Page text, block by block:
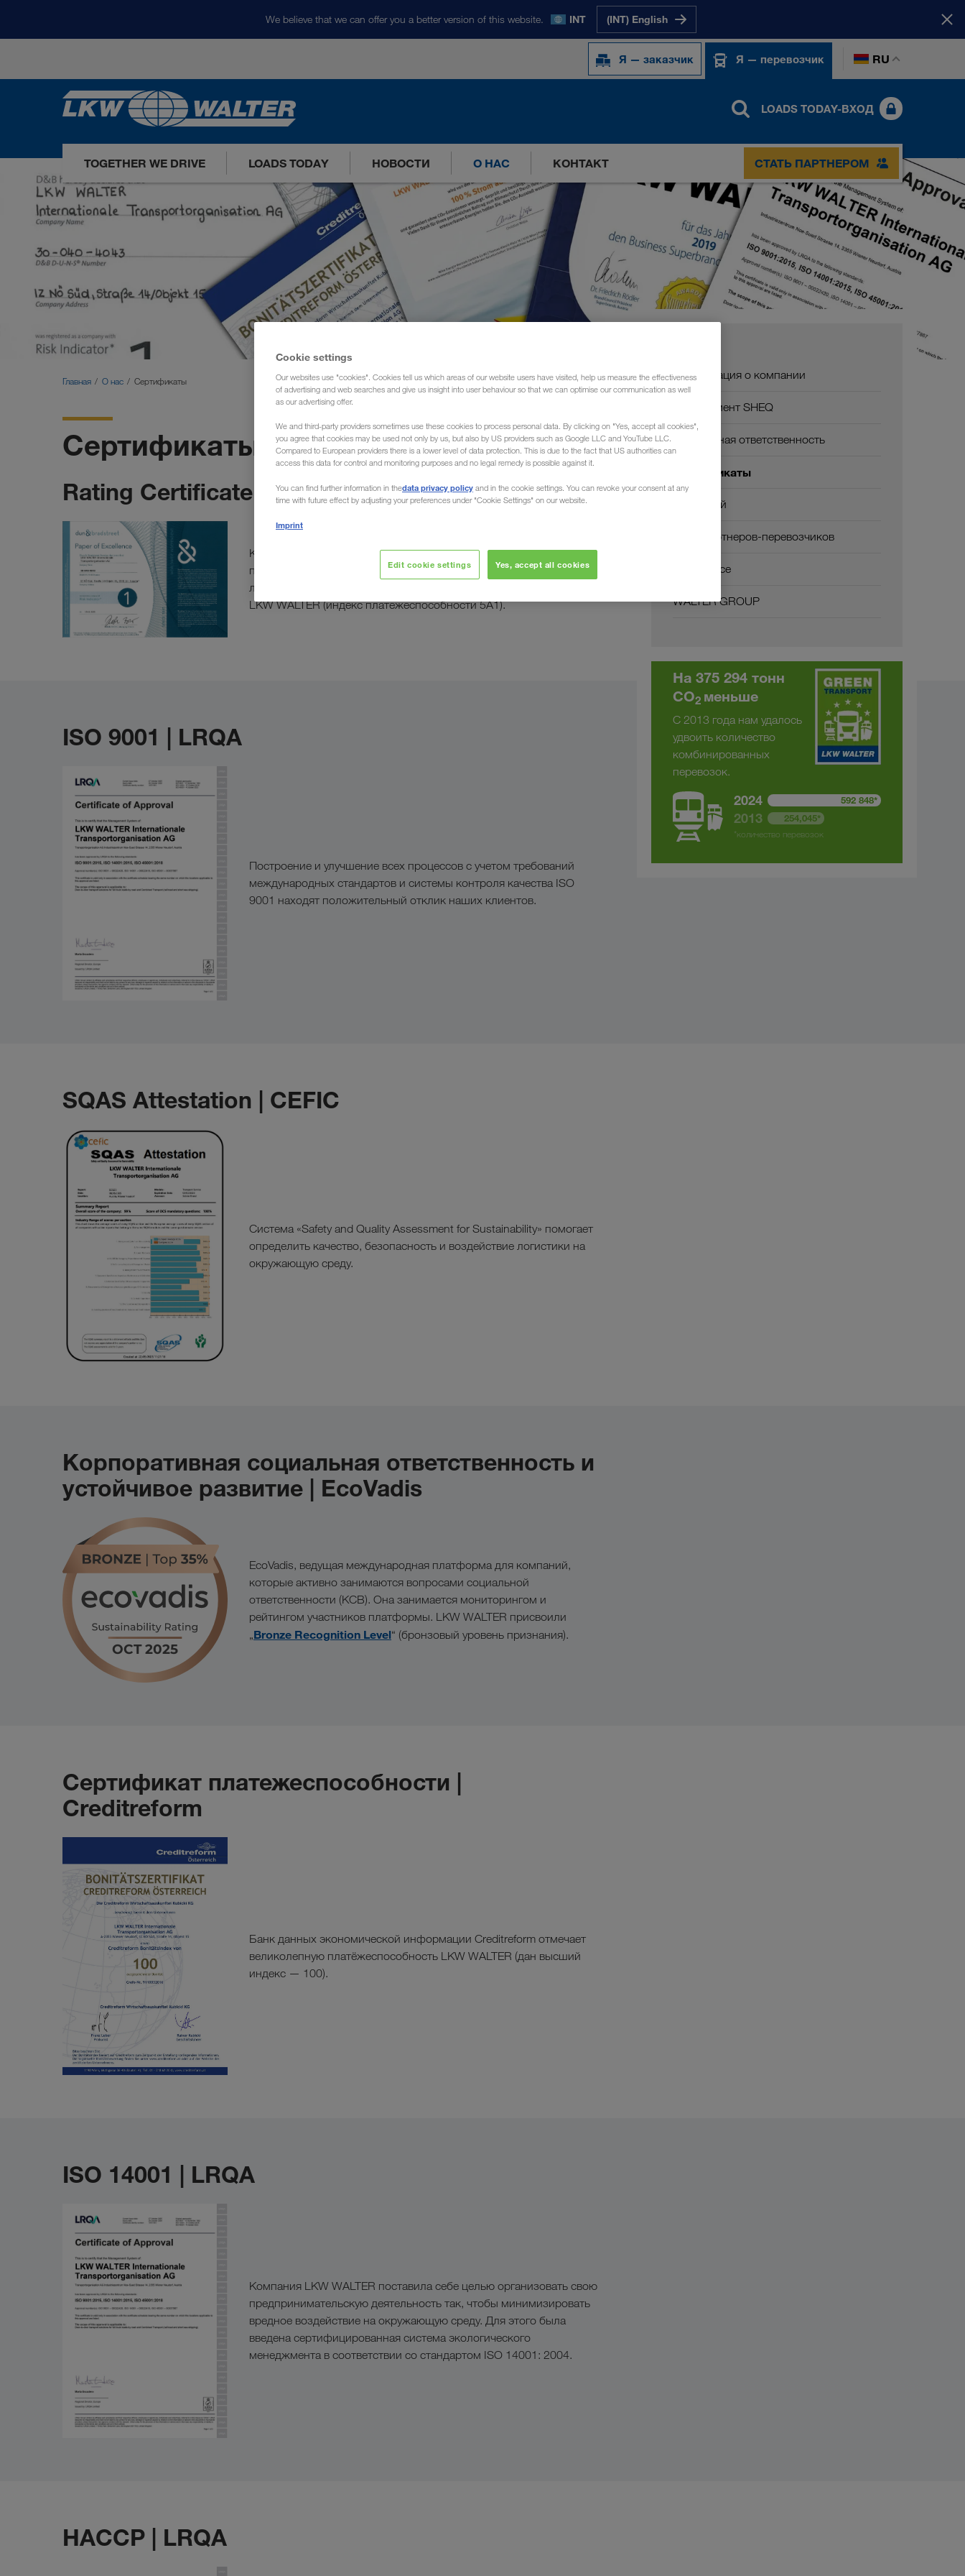
We believe that we can offer you a better version of this website. INT (INT) English
Я — заказчик Я — перевозчик RU
LOADS TODAY-ВХОД
TOGETHER WE DRIVE LOADS TODAY НОВОСТИ О НАС КОНТАКТ СТАТЬ ПАРТНЕРОМ
Главная О нас Сертификаты
Сертификаты / Награды
Rating Certificate | D&B
Компания Dun & Bradstreet, всемирный лидер в сфере
предоставления экономической информации о юридических
лицах, засвидетельствовала наилучший рейтинг компании
LKW WALTER (индекс платежеспособности 5А1).
ISO 9001 | LRQA
Построение и улучшение всех процессов с учетом требований
международных стандартов и системы контроля качества ISO
9001 находят положительный отклик наших клиентов.
SQAS Attestation | CEFIC
Система «Safety and Quality Assessment for Sustainability» помогает
определить качество, безопасность и воздействие логистики на
окружающую среду.
Корпоративная социальная ответственность и
устойчивое развитие | EcoVadis
EcoVadis, ведущая международная платформа для компаний,
которые активно занимаются вопросами социальной
ответственности (КСВ). Она занимается мониторингом и
рейтингом участников платформы. LKW WALTER присвоили
„Bronze Recognition Level“ (бронзовый уровень признания).
Сертификат платежеспособности |
Creditreform
Банк данных экономической информации Creditreform отмечает
великолепную платёжеспособность LKW WALTER (дан высший
индекс — 100).
ISO 14001 | LRQA
Компания LKW WALTER поставила себе целью организовать свою
предпринимательскую деятельность так, чтобы минимизировать
вредное воздействие на окружающую среду. Для этого была
введена сертифицированная система экологического
менеджмента в соответствии со стандартом ISO 14001: 2004.
HACCP | LRQA
Информация о компании
Менеджмент SHEQ
Социальная ответственность
Сертификаты
Глоссарий
ЧаВо партнеров-перевозчиков
Compliance
WALTER GROUP
На 375 294 тонн
CO2 меньше
С 2013 года нам удалось
удвоить количество
комбинированных
перевозок.
2024 592 848*
2013
254,045*
*количество перевозок
Cookie settings
Our websites use "cookies". Cookies tell us which areas of our website users have visited, help us measure the effectiveness
of advertising and web searches and give us insight into user behaviour so that we can optimise our communication as well
as our advertising offer.
We and third-party providers sometimes use these cookies to process personal data. By clicking on "Yes, accept all cookies",
you agree that cookies may be used not only by us, but also by US providers such as Google LLC and YouTube LLC.
Compared to European providers there is a lower level of data protection. This is due to the fact that US authorities can
access this data for control and monitoring purposes and no legal remedy is possible against it.
You can find further information in thedata privacy policy and in the cookie settings. You can revoke your consent at any
time with future effect by adjusting your preferences under "Cookie Settings" on our website.
Imprint
Edit cookie settings Yes, accept all cookies